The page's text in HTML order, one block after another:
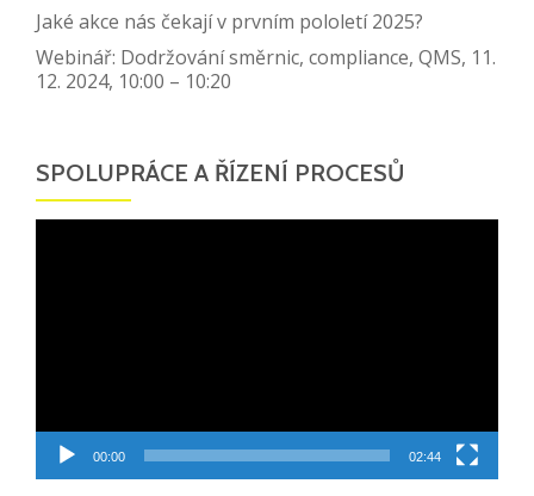
Jaké akce nás čekají v prvním pololetí 2025?
Webinář: Dodržování směrnic, compliance, QMS, 11.
12. 2024, 10:00 – 10:20
SPOLUPRÁCE A ŘÍZENÍ PROCESŮ
00:00 02:44